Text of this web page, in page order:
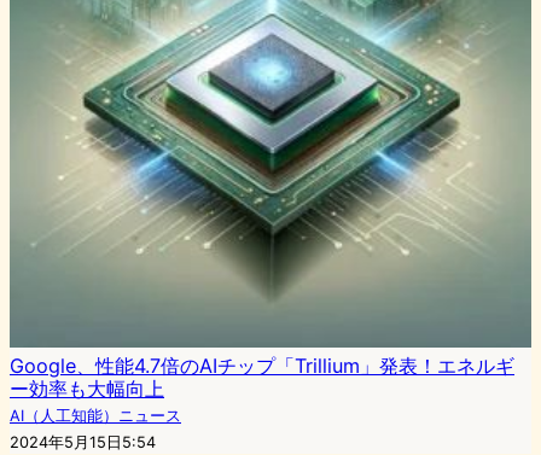
Google、性能4.7倍のAIチップ「Trillium」発表！エネルギ
ー効率も大幅向上
AI（人工知能）ニュース
2024年5月15日5:54